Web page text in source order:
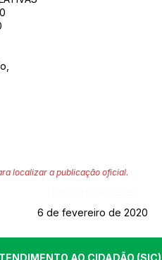
localizar a publicação oficial.
6 de fevereiro de 2020
AO CIDADÃO